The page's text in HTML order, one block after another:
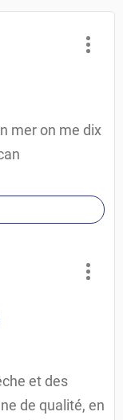
mer on me dix
et des
de qualité, en